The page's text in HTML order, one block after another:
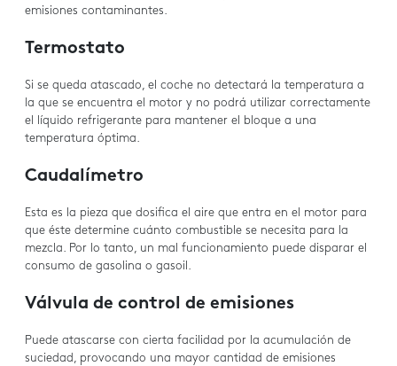
emisiones contaminantes.
Termostato
Si se queda atascado, el coche no detectará la temperatura a
la que se encuentra el motor y no podrá utilizar correctamente
el líquido refrigerante para mantener el bloque a una
temperatura óptima.
Caudalímetro
Esta es la pieza que dosifica el aire que entra en el motor para
que éste determine cuánto combustible se necesita para la
mezcla. Por lo tanto, un mal funcionamiento puede disparar el
consumo de gasolina o gasoil.
Válvula de control de emisiones
Puede atascarse con cierta facilidad por la acumulación de
suciedad, provocando una mayor cantidad de emisiones